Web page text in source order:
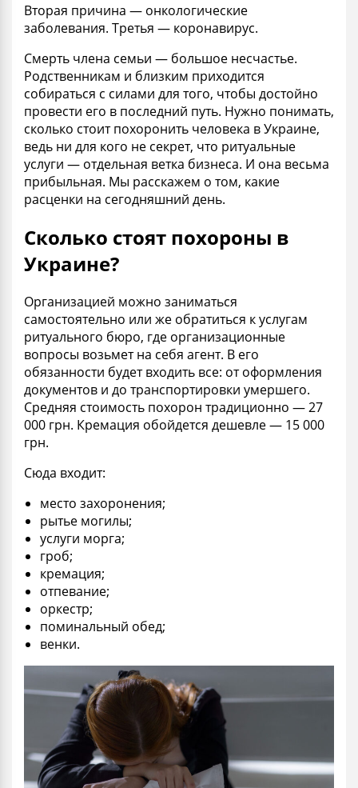
Вторая причина — онкологические
заболевания. Третья — коронавирус.
Смерть члена семьи — большое несчастье.
Родственникам и близким приходится
собираться с силами для того, чтобы достойно
провести его в последний путь. Нужно понимать,
сколько стоит похоронить человека в Украине,
ведь ни для кого не секрет, что ритуальные
услуги — отдельная ветка бизнеса. И она весьма
прибыльная. Мы расскажем о том, какие
расценки на сегодняшний день.
Сколько стоят похороны в
Украине?
Организацией можно заниматься
самостоятельно или же обратиться к услугам
ритуального бюро, где организационные
вопросы возьмет на себя агент. В его
обязанности будет входить все: от оформления
документов и до транспортировки умершего.
Средняя стоимость похорон традиционно — 27
000 грн. Кремация обойдется дешевле — 15 000
грн.
Сюда входит:
место захоронения;
рытье могилы;
услуги морга;
гроб;
кремация;
отпевание;
оркестр;
поминальный обед;
венки.